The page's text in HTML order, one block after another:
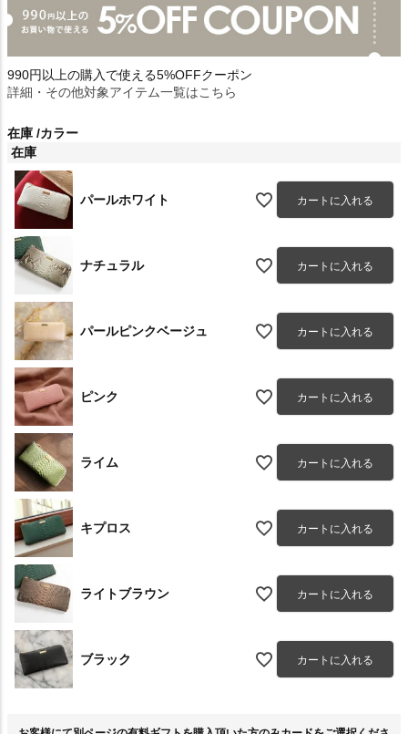
990円以上の購入で使える5%OFFクーポン
詳細・その他対象アイテム一覧はこちら
在庫 カラー
在庫
パールホワイト カートに入れる
ナチュラル カートに入れる
パールピンクベージュ カートに入れる
ピンク カートに入れる
ライム カートに入れる
キプロス カートに入れる
ライトブラウン カートに入れる
ブラック カートに入れる